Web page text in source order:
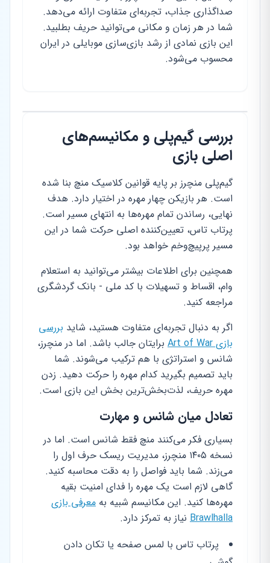
صداگذاری جذاب، تجربه‌ای متفاوت ارائه می‌دهد.
شما در هر زمان و مکانی می‌توانید حریف بطلبید.
این بازی نمادی از رشد بازی‌سازی موبایلی در ایران
محسوب می‌شود.
بررسی گیم‌پلی و مکانیسم‌های
اصلی بازی
گیم‌پلی منچرز بر پایه قوانین کلاسیک منچ بنا شده
است. هر بازیکن چهار مهره در اختیار دارد. هدف
نهایی، رساندن تمام مهره‌ها به انتهای مسیر است.
پرتاب تاس، تعیین‌کننده اصلی حرکت شما در این
مسیر پرپیچ‌وخم خواهد بود.
همچنین برای اطلاعات بیشتر می‌توانید به استعلام
وام، اقساط و تسهیلات با کد ملی - بانک گردشگری
مراجعه کنید.
اگر به دنبال تجربه‌ای متفاوت هستید، شاید بررسی
بازی Art of War
برایتان جالب باشد. اما در منچرز،
شانس و استراتژی با هم ترکیب می‌شوند. شما
باید تصمیم بگیرید کدام مهره را حرکت دهید. زدن
مهره حریف، لذت‌بخش‌ترین بخش این بازی است.
تعادل میان شانس و مهارت
بسیاری فکر می‌کنند منچ فقط شانس است. اما در
نسخه ۱۴۰۵ منچرز، مدیریت ریسک حرف اول را
می‌زند. شما باید فواصل را به دقت محاسبه کنید.
گاهی لازم است یک مهره را فدای امنیت بقیه
مهره‌ها کنید. این مکانیسم شبیه به معرفی بازی
Brawlhalla نیاز به تمرکز دارد.
پرتاب تاس با لمس صفحه یا تکان دادن